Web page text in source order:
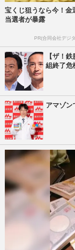
宝くじ狙うなら今！金
当選者が暴露
PR(合同会社デジ
【ザ！
組終了危
アマゾン